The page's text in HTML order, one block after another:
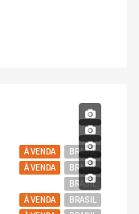
À VENDA
BRASIL
À VENDA
BRASIL
BRASIL
À VENDA BRASIL